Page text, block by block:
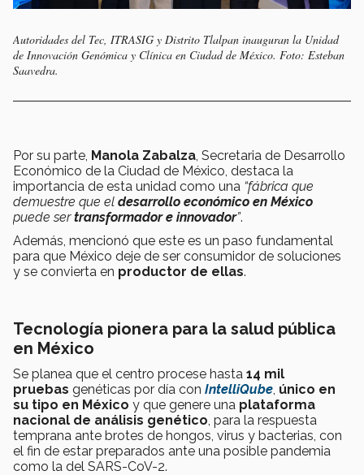
Autoridades del Tec, ITRASIG y Distrito Tlalpan inauguran la Unidad
de Innovación Genómica y Clínica en Ciudad de México. Foto: Esteban
Saavedra.
Por su parte, Manola Zabalza, Secretaria de Desarrollo
Económico de la Ciudad de México, destaca la
importancia de esta unidad como una “fábrica que
demuestre que el desarrollo económico en México
puede sertransformador e innovador”.
Además, mencionó que este es un paso fundamental
para que México deje de ser consumidor de soluciones
y se convierta en productor de ellas.
Tecnología pionera para la salud pública
en México
Se planea que el centro procese hasta 14 mil
pruebas genéticas por día con IntelliQube, único en
su tipo en México y que genere una plataforma
nacional de análisis genético, para la respuesta
temprana ante brotes de hongos, virus y bacterias, con
el fin de estar preparados ante una posible pandemia
como la del SARS-CoV-2.